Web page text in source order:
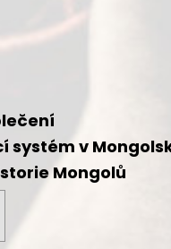
systém v
Mongolů